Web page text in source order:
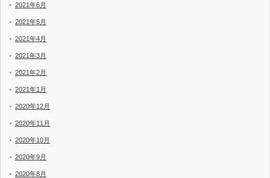
2021年6月
2021年5月
2021年4月
2021年3月
2021年2月
2021年1月
2020年12月
2020年11月
2020年10月
2020年9月
2020年8月